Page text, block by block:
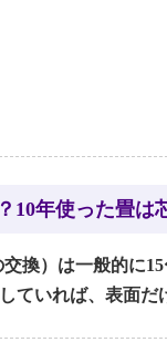
10年使った畳は
換）は一般的に
ていれば、表面だ